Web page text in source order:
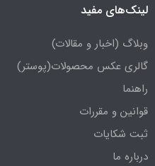
لینک‌های مفید
وبلاگ (اخبار و مقالات)
گالری عکس محصولات(پوستر)
راهنما
قوانین و مقررات
ثبت شکایات
درباره ما